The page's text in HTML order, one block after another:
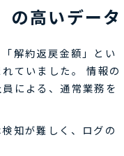
の高いデータ
解約返戻金額」とい
ていました。 情報の
による、通常業務を
知が難しく、ログの